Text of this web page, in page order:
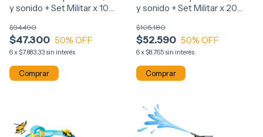
y sonido + Set Militar x 10
$47.300
$94.490
50% OFF
6x$7.883,33 sin interés
y sonido + Set Militar x 20
$52.590
$105.180
50% OFF
6x$8.765 sin interés